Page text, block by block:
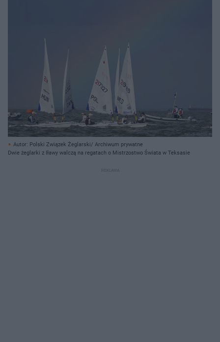
Autor: Polski Związek Żeglarski/ Archiwum prywatne
Dwie żeglarki z Iławy walczą na regatach o Mistrzostwo Świata w Teksasie